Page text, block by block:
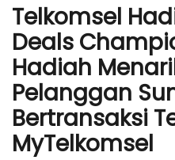
Telkomsel
Deals
Hadiah
Pelanggan
Bertransaksi
MyTelkomsel